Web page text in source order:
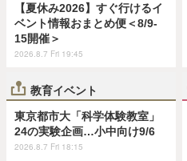
【夏休み2026】すぐ行けるイ
ベント情報おまとめ便＜8/9-
15開催＞
2026.8.7 Fri 19:45
教育イベント
東京都市大「科学体験教室」
24の実験企画…小中向け9/6
2026.8.7 Fri 18:15